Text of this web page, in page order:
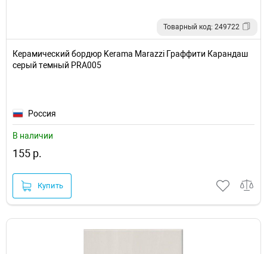
Товарный код: 249722
Керамический бордюр Kerama Marazzi Граффити Карандаш
серый темный PRA005
Россия
В наличии
155 р.
Купить